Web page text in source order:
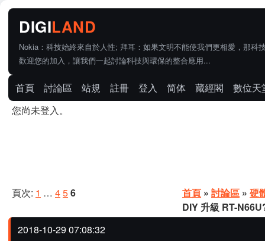
Nokia：科技始終來自於人性; 拜耳：如果文明不能使我們更相愛，那科
歡迎您的加入，讓我們一起討論科技與環保的整合應用...
首頁 討論區 站規 註冊 登入 简体 藏經閣
數位天
您尚未登入。
頁次: 1 … 456 首頁 » 討論區 » 硬
DIY 升級 RT-
2018-10-29 07:08:32